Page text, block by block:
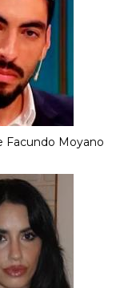
Facundo Moyano